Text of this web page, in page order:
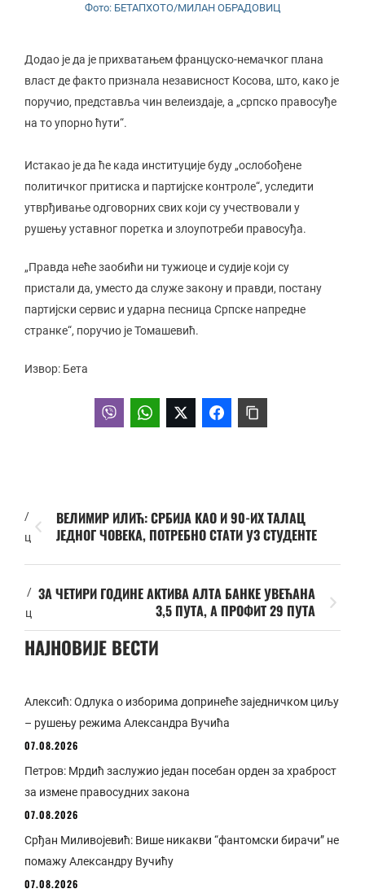
Фото: БЕТАПХОТО/МИЛАН ОБРАДОВИЦ
Додао је да је прихватањем француско-немачког плана
власт де факто признала независност Косова, што, како је
поручио, представља чин велеиздаје, а „српско правосуђе
на то упорно ћути“.
Истакао је да ће када институције буду „ослобођене
политичког притиска и партијске контроле“, уследити
утврђивање одговорних свих који су учествовали у
рушењу уставног поретка и злоупотреби правосуђа.
„Правда неће заобићи ни тужиоце и судије који су
пристали да, уместо да служе закону и правди, постану
партијски сервис и ударна песница Српске напредне
странке“, поручио је Томашевић.
Извор: Бета
/
ц
ВЕЛИМИР ИЛИЋ: СРБИЈА КАО И 90-ИХ ТАЛАЦ
ЈЕДНОГ ЧОВЕКА, ПОТРЕБНО СТАТИ УЗ СТУДЕНТЕ
/
ц
ЗА ЧЕТИРИ ГОДИНЕ АКТИВА АЛТА БАНКЕ УВЕЋАНА
3,5 ПУТА, А ПРОФИТ 29 ПУТА
НАЈНОВИЈЕ ВЕСТИ
Алексић: Одлука о изборима допринеће заједничком циљу
– рушењу режима Александра Вучића
07.08.2026
Петров: Мрдић заслужио један посебан орден за храброст
за измене правосудних закона
07.08.2026
Срђан Миливојевић: Више никакви “фантомски бирачи” не
помажу Александру Вучићу
07.08.2026